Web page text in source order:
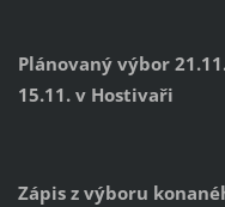
Plánovaný výbor
15.11. v Hostivaři
Zápis z výboru